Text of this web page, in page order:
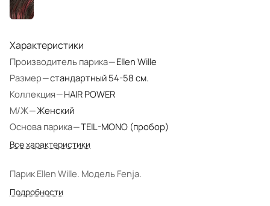
Характеристики
Производитель парика—Ellen Wille
Размер—стандартный 54-58 см.
Коллекция—HAIR POWER
М/Ж—Женский
Основа парика—TEIL-MONO (пробор)
Все характеристики
Парик Ellen Wille. Модель Fenja.
Подробности